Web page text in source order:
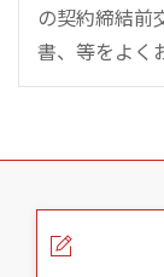
の契約締結前
書、等をよく
こ